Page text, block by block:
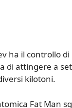
ha il controllo
di attingere a
kilotoni.
Fat Man